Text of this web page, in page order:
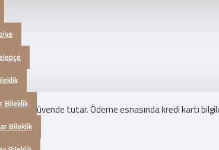
Bileklik
Bileklik
güvende tutar. Ödeme esnasında kredi kartı